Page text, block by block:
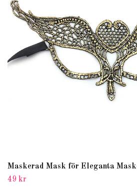
Maskerad Mask för Eleganta
49 kr